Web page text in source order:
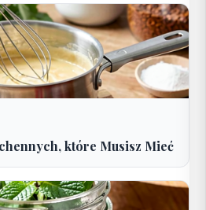
które Musisz Mieć